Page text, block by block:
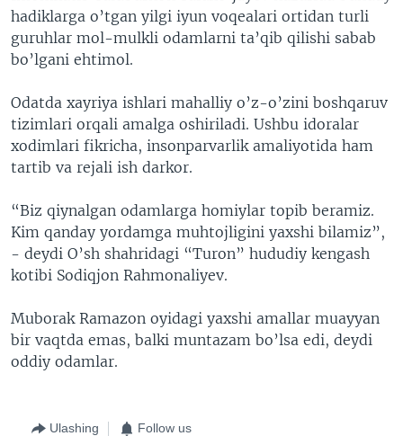
hadiklarga o’tgan yilgi iyun voqealari ortidan turli
guruhlar mol-mulkli odamlarni ta’qib qilishi sabab
bo’lgani ehtimol.
Odatda xayriya ishlari mahalliy o’z-o’zini boshqaruv
tizimlari orqali amalga oshiriladi. Ushbu idoralar
xodimlari fikricha, insonparvarlik amaliyotida ham
tartib va rejali ish darkor.
“Biz qiynalgan odamlarga homiylar topib beramiz.
Kim qanday yordamga muhtojligini yaxshi bilamiz”,
- deydi O’sh shahridagi “Turon” hududiy kengash
kotibi Sodiqjon Rahmonaliyev.
Muborak Ramazon oyidagi yaxshi amallar muayyan
bir vaqtda emas, balki muntazam bo’lsa edi, deydi
oddiy odamlar.
Ulashing Follow us